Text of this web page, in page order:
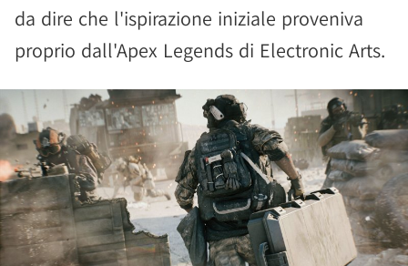
da dire che l'ispirazione iniziale proveniva
proprio dall'Apex Legends di Electronic Arts.